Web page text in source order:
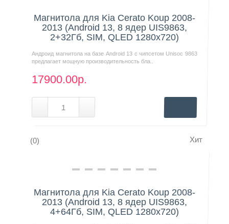
Магнитола для Kia Cerato Koup 2008-
2013 (Android 13, 8 ядер UIS9863,
2+32Гб, SIM, QLED 1280x720)
Андроид магнитола на базе Android 13 с чипсетом Unisoc 9863
предлагает мощную производительность бла..
17900.00р.
(0) Хит
Нашли дешевле?
Магнитола для Kia Cerato Koup 2008-
2013 (Android 13, 8 ядер UIS9863,
4+64Гб, SIM, QLED 1280x720)